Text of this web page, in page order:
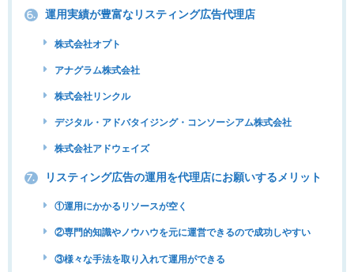
6. 運用実績が豊富なリスティング広告代理店
株式会社オプト
アナグラム株式会社
株式会社リンクル
デジタル・アドバタイジング・コンソーシアム株式会社
株式会社アドウェイズ
7. リスティング広告の運用を代理店にお願いするメリット
①運用にかかるリソースが空く
②専門的知識やノウハウを元に運営できるので成功しやすい
③様々な手法を取り入れて運用ができる